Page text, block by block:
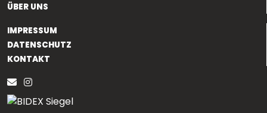
ÜBER UNS
IMPRESSUM
DATENSCHUTZ
KONTAKT